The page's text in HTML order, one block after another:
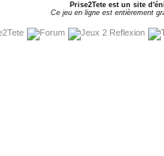
Prise2Tete est un site
Ce jeu en ligne est entièrement